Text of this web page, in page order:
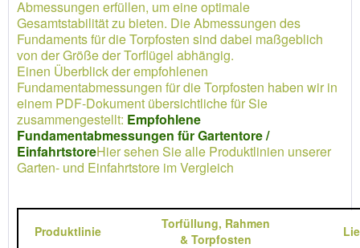
Abmessungen erfüllen, um eine optimale
Gesamtstabilität zu bieten. Die Abmessungen des
Fundaments für die Torpfosten sind dabei maßgeblich
von der Größe der Torflügel abhängig.
Einen Überblick der empfohlenen
Fundamentabmessungen für die Torpfosten haben wir in
einem PDF-Dokument übersichtliche für Sie
zusammengestellt: Empfohlene
Fundamentabmessungen für Gartentore /
EinfahrtstoreHier sehen Sie alle Produktlinien unserer
Garten- und Einfahrtstore im Vergleich
Produktlinie Torfüllung, Rahmen
& Torpfosten